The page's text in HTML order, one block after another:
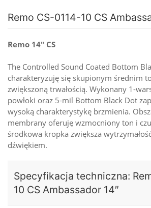
Remo CS-0114-10 CS
Remo 14" CS
The Controlled Sound Coated Bottom
charakteryzuję się skupionym średnim
zwiększoną trwałością. Wykonany 1-
powłoki oraz 5-mil Bottom Black Dot
wysoką charakterystykę brzmienia.
membrany oferuję wzmocniony ton i
środkowa kropka zwiększa
dźwiękiem.
Specyfikacja techniczna:
10 CS Ambassador 14″